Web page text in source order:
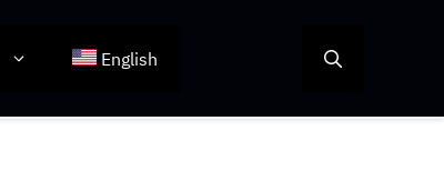
English